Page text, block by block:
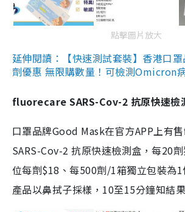
點擊圖片放大
延伸閱讀：【快速測試套裝】香港口
劑優惠 無限購數量！可檢測Omicron
fluorecare SARS-Cov-2 抗原快速檢
口罩品牌Good Mask在官方APP上有
SARS-Cov-2 抗原快速檢測盒，每20
位每劑$18、每500劑/1箱獨立包裝為1
產品以鼻拭子採樣，10至15分鐘知結